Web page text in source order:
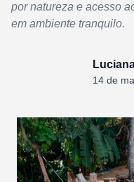
por natureza e acesso
em ambiente tranquilo.
14 de